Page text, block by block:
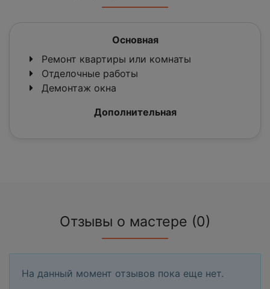
Основная
Ремонт квартиры или комнаты
Отделочные работы
Демонтаж окна
Дополнительная
Отзывы о мастере (0)
На данный момент отзывов пока еще нет.